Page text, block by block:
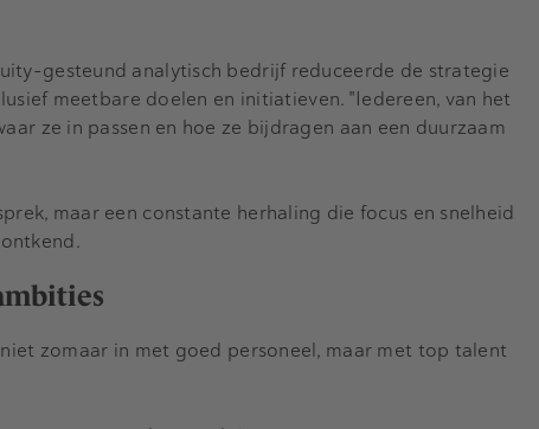
gesteund analytisch bedrijf reduceerde de strategie
meetbare doelen en initiatieven. "Iedereen, van het
ze in passen en hoe ze bijdragen aan een duurzaam
maar een constante herhaling die focus en snelheid
zomaar in met goed personeel, maar met top talent